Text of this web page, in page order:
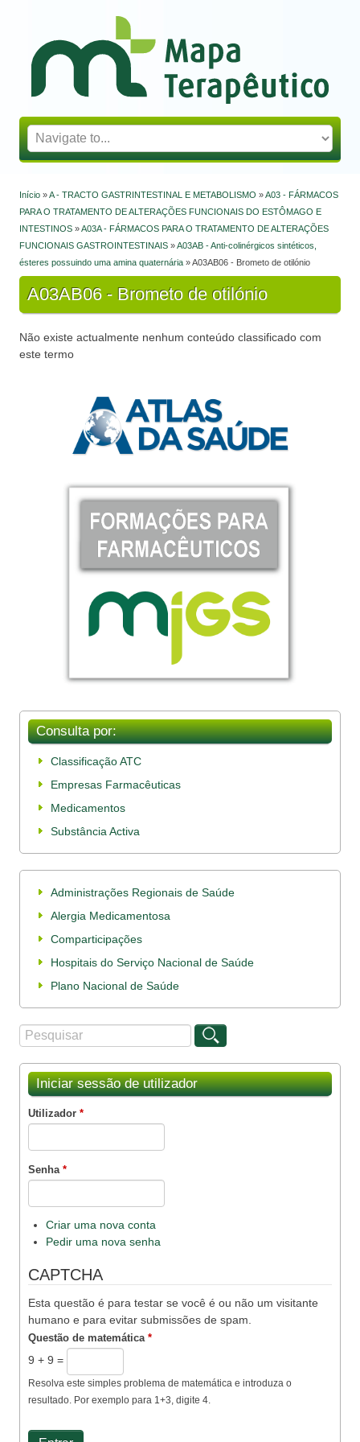
Mapa Terapêutico
Está aqui
Início »A - TRACTO GASTRINTESTINAL E METABOLISMO »A03 - FÁRMACOS
PARA O TRATAMENTO DE ALTERAÇÕES FUNCIONAIS DO ESTÔMAGO E
INTESTINOS »A03A - FÁRMACOS PARA O TRATAMENTO DE ALTERAÇÕES
FUNCIONAIS GASTROINTESTINAIS »A03AB - Anti-colinérgicos sintéticos,
ésteres possuindo uma amina quaternária » A03AB06 - Brometo de otilónio
A03AB06 - Brometo de otilónio
Não existe actualmente nenhum conteúdo classificado com
este termo
Consulta por:
Classificação ATC
Empresas Farmacêuticas
Medicamentos
Substância Activa
Administrações Regionais de Saúde
Alergia Medicamentosa
Comparticipações
Hospitais do Serviço Nacional de Saúde
Plano Nacional de Saúde
Formulário de procura
Procurar
Iniciar sessão de utilizador
Utilizador *
Senha *
Criar uma nova conta
Pedir uma nova senha
CAPTCHA
Esta questão é para testar se você é ou não um visitante
humano e para evitar submissões de spam.
Questão de matemática *
9 + 9 =
Resolva este simples problema de matemática e introduza o
resultado. Por exemplo para 1+3, digite 4.